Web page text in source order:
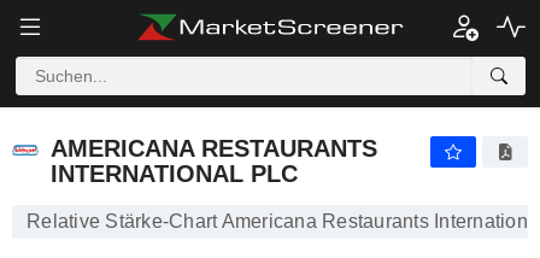
AMERICANA RESTAURANTS
INTERNATIONAL PLC
Relative Stärke-Chart Americana Restaurants